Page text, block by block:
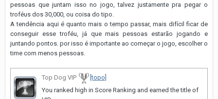
pessoas que juntam isso no jogo, talvez justamente pra pegar o
troféus dos 30,000, ou coisa do tipo.
A tendência aqui é quanto mais o tempo passar, mais difícil ficar de
conseguir esse troféu, já que mais pessoas estarão jogando e
juntando pontos. por isso é importante ao começar o jogo, escolher o
time com menos pessoas.
Top Dog VIP
[topo]
You ranked high in Score Ranking and earned the title of